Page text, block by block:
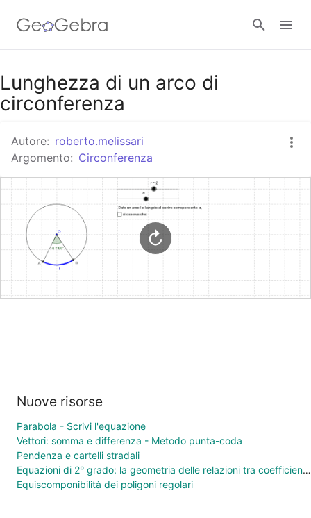
Google Classroom
Accedi
Lunghezza di un arco di
circonferenza
Autore: roberto.melissari
Argomento: Circonferenza
Nuove risorse
Parabola - Scrivi l'equazione
Vettori: somma e differenza - Metodo punta-coda
Pendenza e cartelli stradali
Equazioni di 2° grado: la geometria delle relazioni tra coefficienti e soluzioni
Equiscomponibilità dei poligoni regolari